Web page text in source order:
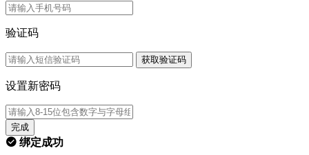
验证码
获取验证码
设置新密码
完成
绑定成功